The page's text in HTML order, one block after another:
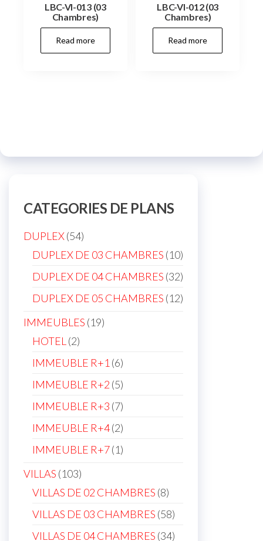
LBC-VI-013 (03
Chambres)
Read more
LBC-VI-012 (03
Chambres)
Read more
CATEGORIES DE PLANS
DUPLEX 5454
products
DUPLEX DE 03 CHAMBRES 1010
products
DUPLEX DE 04 CHAMBRES 3232
products
DUPLEX DE 05 CHAMBRES 1212
IMMEUBLES 1919
HOTEL 22
products
IMMEUBLE R+1 66
products
IMMEUBLE R+2 55
products
IMMEUBLE R+3 77
products
IMMEUBLE R+4 22
products
IMMEUBLE R+7 11
VILLAS 103103
products
VILLAS DE 02 CHAMBRES 88
products
VILLAS DE 03 CHAMBRES 5858
products
VILLAS DE 04 CHAMBRES 3434